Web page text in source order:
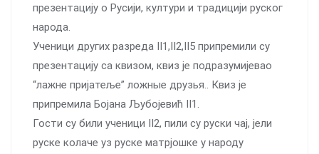
презентацију о Русији, култури и традицији руског
народа.
Ученици других разреда II1,II2,II5 припремили су
презентацију са квизом, квиз је подразумијевао
“лажне пријатеље” ложные друзья.. Квиз је
припремила Бојана Љубојевић II1.
Гости су били ученици II2, пили су руски чај, јели
руске колаче уз руске матрjoшке у народу